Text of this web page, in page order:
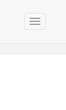
Navigatie